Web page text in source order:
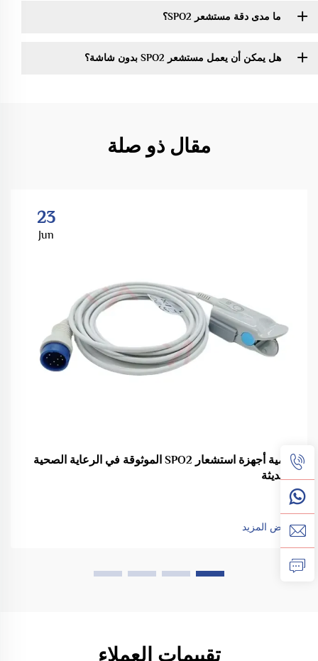
ما مدى دقة مستشعر SPO2؟
هل يمكن أن يعمل مستشعر SPO2 بدون شاشة؟
مقال ذو صلة
23
Jun
أهمية أجهزة استشعار SPO2 الموثوقة في الرعاية الصحية
الحديثة
عرض المزيد
تقييمات العملاء